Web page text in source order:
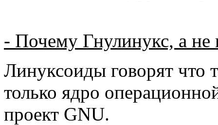
- Почему Гнулинукс, а не
Линуксоиды говорят что
только ядро
проект GNU.